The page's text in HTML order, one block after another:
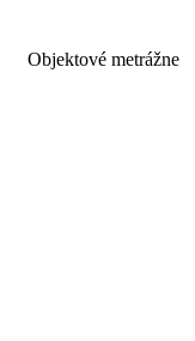
Objektové metrážne